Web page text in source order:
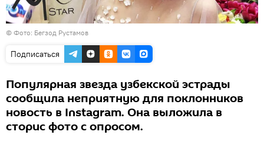
© Фото: Бегзод Рустамов
Подписаться
Популярная звезда узбекской эстрады
сообщила неприятную для поклонников
новость в Instagram. Она выложила в
сторис фото с опросом.